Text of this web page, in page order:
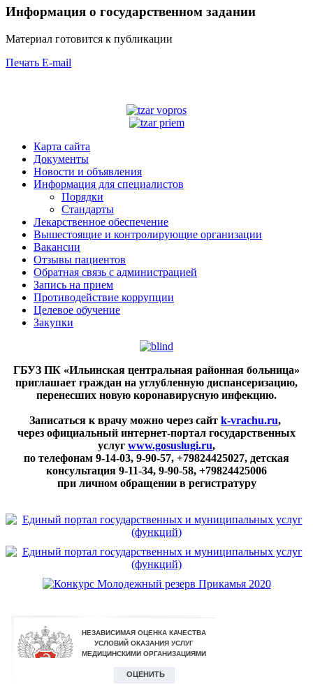
Информация о государственном задании
Материал готовится к публикации
Печать E-mail
Карта сайта
Документы
Новости и объявления
Информация для специалистов
Порядки
Стандарты
Лекарственное обеспечение
Вышестоящие и контролирующие организации
Вакансии
Отзывы пациентов
Обратная связь с администрацией
Запись на прием
Противодействие коррупции
Целевое обучение
Закупки
ГБУЗ ПК «Ильинская центральная районная больница»
приглашает граждан на углубленную диспансеризацию,
перенесших новую коронавирусную инфекцию.
Записаться к врачу можно через сайт k-vrachu.ru,
через официальный интернет-портал государственных
услуг www.gosuslugi.ru,
по телефонам 9-14-03, 9-90-57, +79824425027, детская
консультация 9-11-34, 9-90-58, +79824425006
при личном обращении в регистратуру